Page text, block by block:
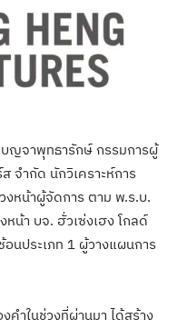
ญจาพุทธารักษ์ กรรมการผู้
จำกัด นักวิเคราะห์การ
หน้าผู้จัดการ ตาม พ.ร.บ.
น้า บจ. ฮั่วเซ่งเฮง โกลด์
นประเภท 1 ผู้วางแผนการ
คำในช่วงที่ผ่านมา ได้สร้าง